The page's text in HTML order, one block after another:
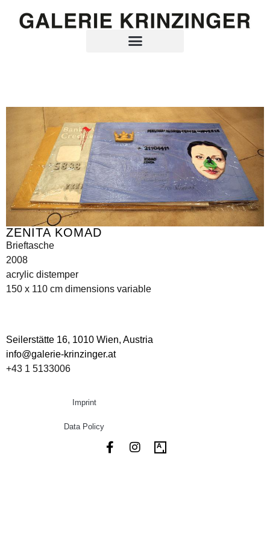
ZENITA KOMAD
Brieftasche
2008
acrylic distemper
150 x 110 cm dimensions variable
Seilerstätte 16, 1010 Wien, Austria
info@galerie-krinzinger.at
+43 1 5133006
Imprint
Data Policy